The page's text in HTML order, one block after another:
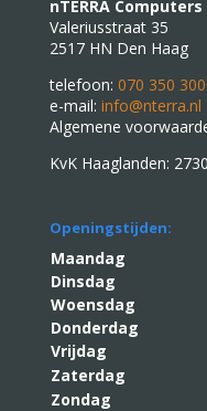
nTERRA Computers
Valeriusstraat 35
2517 HN Den Haag
telefoon: 070 350
e-mail: info@nterra.nl
Algemene
KvK Haaglanden:
Openingstijden:
Maandag
Dinsdag
Woensdag
Donderdag
Vrijdag
Zaterdag
Zondag